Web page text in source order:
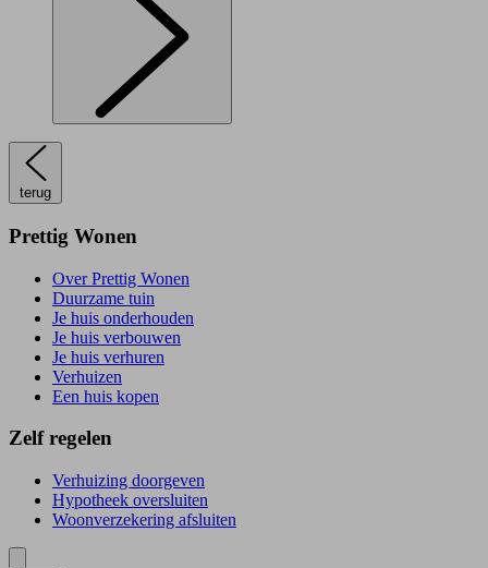
terug
Prettig Wonen
Over Prettig Wonen
Duurzame tuin
Je huis onderhouden
Je huis verbouwen
Je huis verhuren
Verhuizen
Een huis kopen
Zelf regelen
Verhuizing doorgeven
Hypotheek oversluiten
Woonverzekering afsluiten